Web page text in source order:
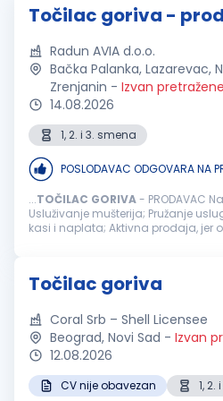
Točilac goriva -
Radun AVIA d.o.o.
Bačka Palanka, Lazarevac,
Zrenjanin - Izvan
14.08.2026
1, 2. i 3. smena
POSLODAVAC ODGOVARA NA
...TOČILAC GORIVA- PRODAVAC
Usluživanje mušterija; Pružanje
kasi i naplata; Aktivna prodaja, jer
Točilac goriva
Coral Srb – Shell Licensee
Beograd, Novi Sad - Izvan
12.08.2026
CV nije obavezan 1, 2.